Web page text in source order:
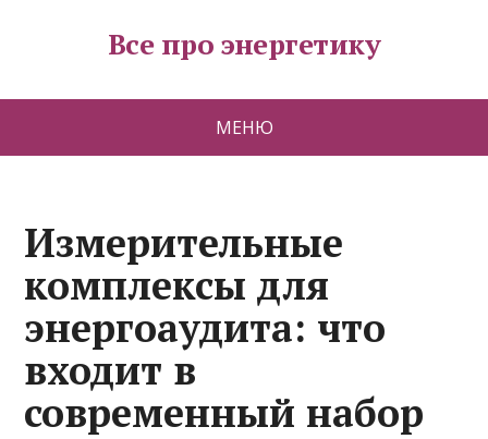
Все про энергетику
МЕНЮ
Измерительные
комплексы для
энергоаудита: что
входит в
современный набор